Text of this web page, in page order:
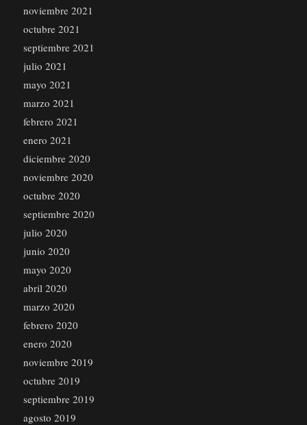
noviembre 2021
octubre 2021
septiembre 2021
julio 2021
mayo 2021
marzo 2021
febrero 2021
enero 2021
diciembre 2020
noviembre 2020
octubre 2020
septiembre 2020
julio 2020
junio 2020
mayo 2020
abril 2020
marzo 2020
febrero 2020
enero 2020
noviembre 2019
octubre 2019
septiembre 2019
agosto 2019